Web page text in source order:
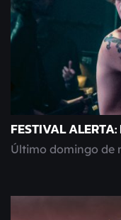
FESTIVAL ALERTA:
Último domingo de